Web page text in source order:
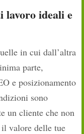
lavoro ideali e
in cui dall’altra
parte,
e posizionamento
sono
un cliente che non
valore delle tue